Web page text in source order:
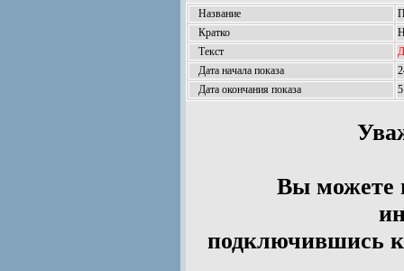
Название
Кратко
Текст
Дата начала показа
Дата окончания показа
Вы можете
подключившись к